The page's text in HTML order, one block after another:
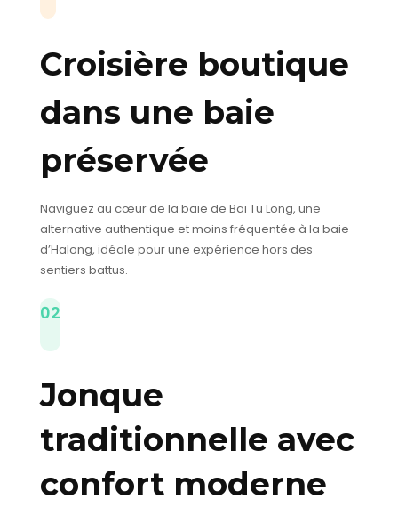
Croisière boutique
dans une baie
préservée
Naviguez au cœur de la baie de Bai Tu Long, une
alternative authentique et moins fréquentée à la baie
d’Halong, idéale pour une expérience hors des
sentiers battus.
02
Jonque
traditionnelle avec
confort moderne